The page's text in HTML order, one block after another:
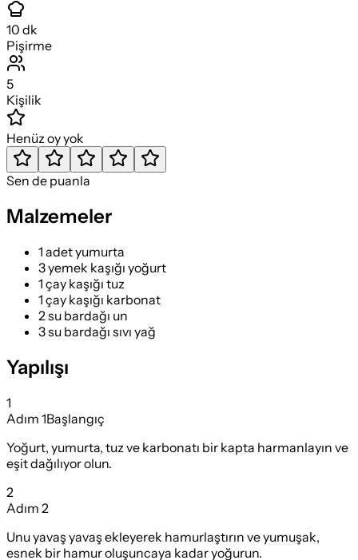
10 dk
Pişirme
5
Kişilik
Henüz oy yok
Sen de puanla
Malzemeler
1 adet yumurta
3 yemek kaşığı yoğurt
1 çay kaşığı tuz
1 çay kaşığı karbonat
2 su bardağı un
3 su bardağı sıvı yağ
Yapılışı
1
Adım 1Başlangıç
Yoğurt, yumurta, tuz ve karbonatı bir kapta harmanlayın ve
eşit dağılıyor olun.
2
Adım 2
Unu yavaş yavaş ekleyerek hamurlaştırın ve yumuşak,
esnek bir hamur oluşuncaya kadar yoğurun.